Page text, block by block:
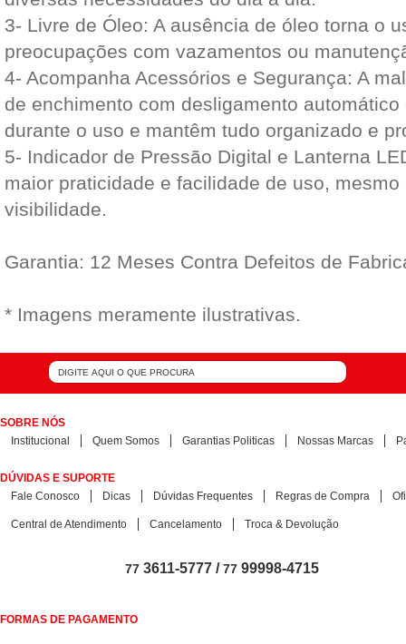
3- Livre de Óleo: A ausência de óleo torna o
preocupações com vazamentos ou
4- Acompanha Acessórios e Segurança: A
de enchimento com desligamento
durante o uso e mantêm tudo organizado e
5- Indicador de Pressão Digital e Lanterna
maior praticidade e facilidade de uso,
visibilidade.
Garantia: 12 Meses Contra Defeitos de
* Imagens meramente ilustrativas.
SOBRE NÓS
Institucional
Quem Somos Garantias Politicas Nossas Marcas
DÚVIDAS E SUPORTE
Fale Conosco
Dicas Dúvidas Frequentes Regras de Compra
Central de Atendimento Cancelamento Troca & Devolução
77 3611-5777 /77 99998-4715
FORMAS DE PAGAMENTO